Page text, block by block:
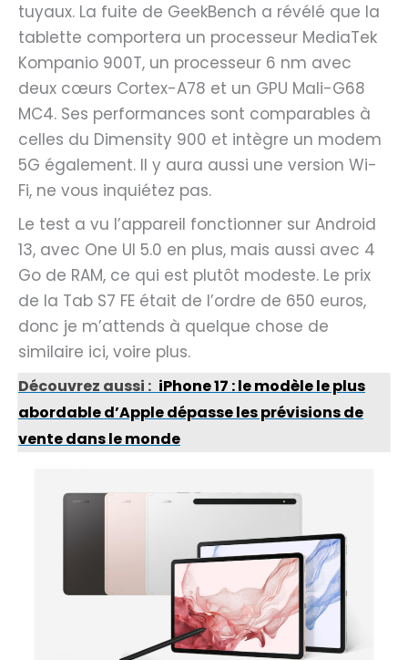
tuyaux. La fuite de GeekBench a révélé que la
tablette comportera un processeur MediaTek
Kompanio 900T, un processeur 6 nm avec
deux cœurs Cortex-A78 et un GPU Mali-G68
MC4. Ses performances sont comparables à
celles du Dimensity 900 et intègre un modem
5G également. Il y aura aussi une version Wi-
Fi, ne vous inquiétez pas.
Le test a vu l’appareil fonctionner sur Android
13, avec One UI 5.0 en plus, mais aussi avec 4
Go de RAM, ce qui est plutôt modeste. Le prix
de la Tab S7 FE était de l’ordre de 650 euros,
donc je m’attends à quelque chose de
similaire ici, voire plus.
Découvrez aussi : iPhone 17 : le modèle le plus
abordable d’Apple dépasse les prévisions de
vente dans le monde